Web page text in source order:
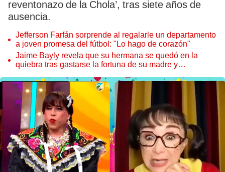
reventonazo de la Chola’, tras siete años de
ausencia.
Jefferson Farfán sorprende al regalarle un departamento
a joven promesa del fútbol: "Lo hago de corazón"
Jaime Bayly revela que su hermana se quedó en la
quiebra tras gastarse la fortuna de su madre y